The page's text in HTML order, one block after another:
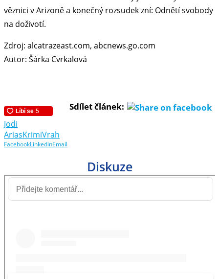
věznici v Arizoně a konečný rozsudek zní: Odnětí svobody
na doživotí.
Zdroj: alcatrazeast.com, abcnews.go.com
Autor: Šárka Cvrkalová
Sdílet článek:
Jodi
AriasKrimiVrah
FacebookLinkedinEmail
Diskuze